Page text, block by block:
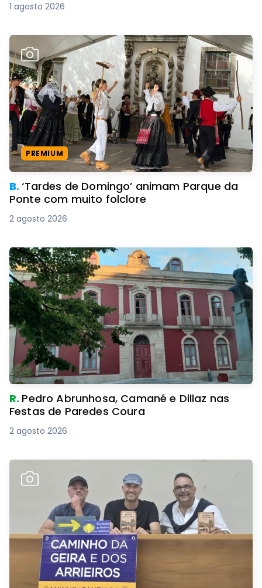
1 agosto 2026
PREMIUM
B.‘Tardes de Domingo’ animam Parque da
Ponte com muito folclore
2 agosto 2026
R. Pedro Abrunhosa, Camané e Dillaz nas
Festas de Paredes Coura
2 agosto 2026